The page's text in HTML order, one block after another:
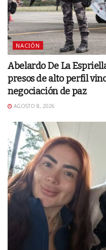
NACIÓN
Abelardo De La
presos de alto perfil
negociación de paz
AGOSTO 8, 2026